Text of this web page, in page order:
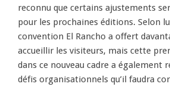
reconnu que certains ajustements
pour les prochaines éditions. Selon
convention El Rancho a offert
accueillir les visiteurs, mais cette
dans ce nouveau cadre a également
défis organisationnels qu’il faudra